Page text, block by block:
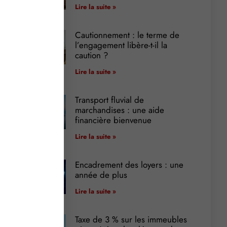
Lire la suite »
Cautionnement : le terme de
l’engagement libère-t-il la
caution ?
Lire la suite »
Transport fluvial de
marchandises : une aide
financière bienvenue
Lire la suite »
Encadrement des loyers : une
année de plus
Lire la suite »
Taxe de 3 % sur les immeubles